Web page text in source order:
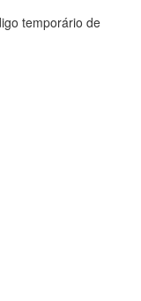
temporário de